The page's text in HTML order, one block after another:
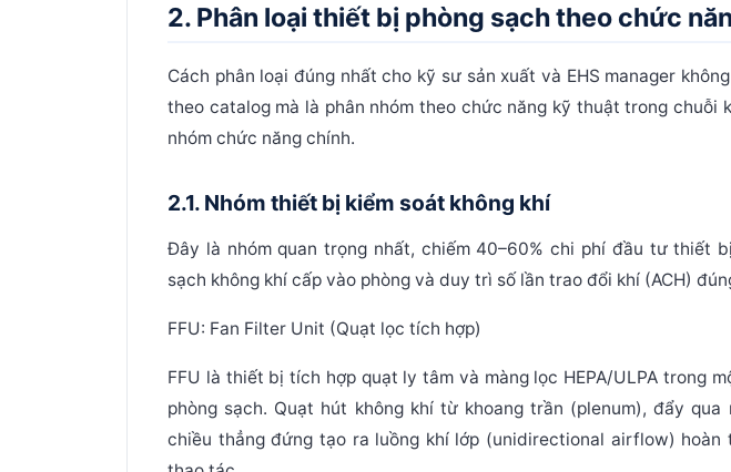
2. Phân loại thiết bị phòng sạch theo chức
Cách phân loại đúng nhất cho kỹ sư sản xuất và EHS manager
theo catalog mà là phân nhóm theo chức năng kỹ thuật trong chuỗi
nhóm chức năng chính.
2.1. Nhóm thiết bị kiểm soát không khí
Đây là nhóm quan trọng nhất, chiếm 40–60% chi phí đầu tư thiết
sạch không khí cấp vào phòng và duy trì số lần trao đổi khí (ACH)
FFU: Fan Filter Unit (Quạt lọc tích hợp)
FFU là thiết bị tích hợp quạt ly tâm và màng lọc HEPA/ULPA trong
phòng sạch. Quạt hút không khí từ khoang trần (plenum), đẩy qua
chiều thẳng đứng tạo ra luồng khí lớp (unidirectional airflow) hoàn